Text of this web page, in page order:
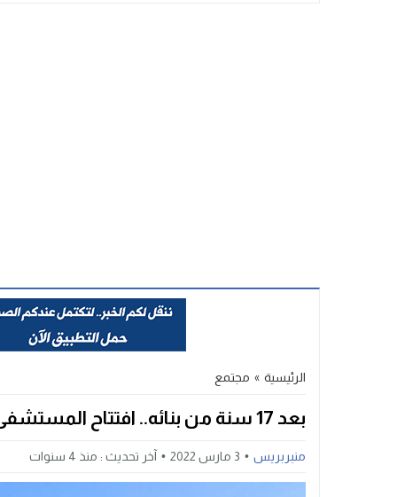
الرئيسية » مجتمع
بعد 17 سنة من بنائه.. افتتاح المستشفى الإقليمي لتمارة
منبربريس 3 مارس 2022 آخر تحديث : منذ 4 سنوات